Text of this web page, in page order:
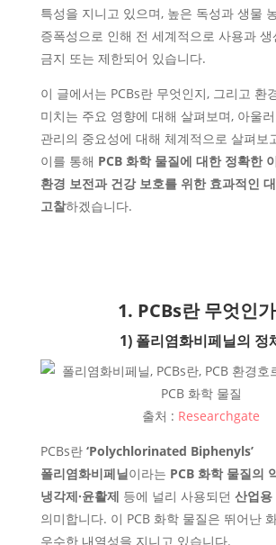
특성을 지니고 있으며, 높은 독성과 생물
증폭성으로 인해 전 세계적으로 사용과 생
금지 또는 제한되어 있습니다.
이 글에서는 PCBs란 무엇인지, 그리고 환
미치는 주요 영향에 대해 살펴보며, 아울
관리의 중요성에 대해 체계적으로 살펴보
이를 통해 PCB 화학 물질에 대한 정확한
환경 보전과 건강 보호를 위한 효과적인
고찰하겠습니다.
1. PCBs란 무엇인
1) 폴리염화비페닐의 정
출처 : Researchgate
PCBs란‘Polychlorinated Biphenyls’
폴리염화비페닐이라는 PCB 화학 물질의
냉각제·윤활제 등에 널리 사용되던 산업용
의미합니다. 이 PCB 화학 물질은 뛰어난
우수한 내열성을 지니고 있습니다.